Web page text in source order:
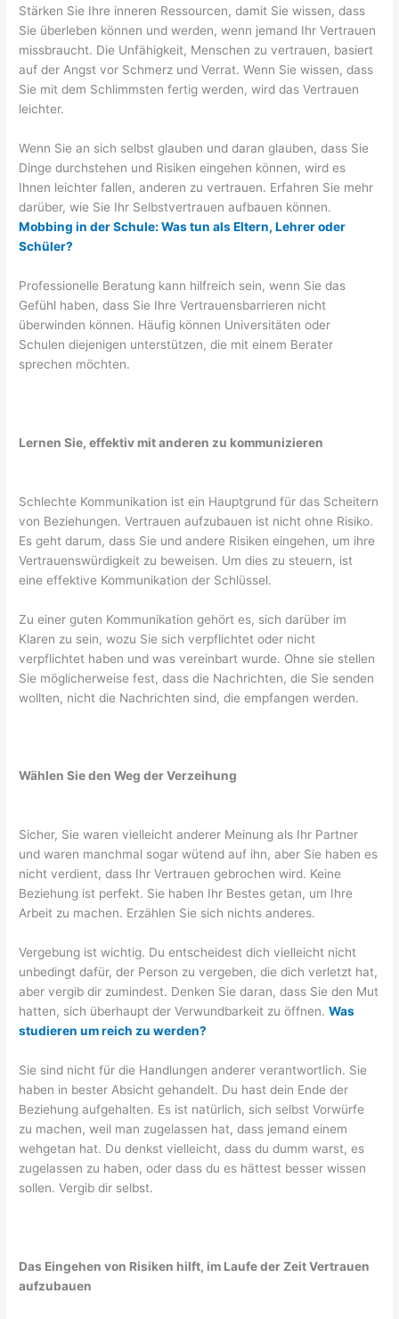
Stärken Sie Ihre inneren Ressourcen, damit Sie wissen, dass
Sie überleben können und werden, wenn jemand Ihr Vertrauen
missbraucht. Die Unfähigkeit, Menschen zu vertrauen, basiert
auf der Angst vor Schmerz und Verrat. Wenn Sie wissen, dass
Sie mit dem Schlimmsten fertig werden, wird das Vertrauen
leichter.
Wenn Sie an sich selbst glauben und daran glauben, dass Sie
Dinge durchstehen und Risiken eingehen können, wird es
Ihnen leichter fallen, anderen zu vertrauen. Erfahren Sie mehr
darüber, wie Sie Ihr Selbstvertrauen aufbauen können.
Mobbing in der Schule: Was tun als Eltern, Lehrer oder
Schüler?
Professionelle Beratung kann hilfreich sein, wenn Sie das
Gefühl haben, dass Sie Ihre Vertrauensbarrieren nicht
überwinden können. Häufig können Universitäten oder
Schulen diejenigen unterstützen, die mit einem Berater
sprechen möchten.
Lernen Sie, effektiv mit anderen zu kommunizieren
Schlechte Kommunikation ist ein Hauptgrund für das Scheitern
von Beziehungen. Vertrauen aufzubauen ist nicht ohne Risiko.
Es geht darum, dass Sie und andere Risiken eingehen, um ihre
Vertrauenswürdigkeit zu beweisen. Um dies zu steuern, ist
eine effektive Kommunikation der Schlüssel.
Zu einer guten Kommunikation gehört es, sich darüber im
Klaren zu sein, wozu Sie sich verpflichtet oder nicht
verpflichtet haben und was vereinbart wurde. Ohne sie stellen
Sie möglicherweise fest, dass die Nachrichten, die Sie senden
wollten, nicht die Nachrichten sind, die empfangen werden.
Wählen Sie den Weg der Verzeihung
Sicher, Sie waren vielleicht anderer Meinung als Ihr Partner
und waren manchmal sogar wütend auf ihn, aber Sie haben es
nicht verdient, dass Ihr Vertrauen gebrochen wird. Keine
Beziehung ist perfekt. Sie haben Ihr Bestes getan, um Ihre
Arbeit zu machen. Erzählen Sie sich nichts anderes.
Vergebung ist wichtig. Du entscheidest dich vielleicht nicht
unbedingt dafür, der Person zu vergeben, die dich verletzt hat,
aber vergib dir zumindest. Denken Sie daran, dass Sie den Mut
hatten, sich überhaupt der Verwundbarkeit zu öffnen.Was
studieren um reich zu werden?
Sie sind nicht für die Handlungen anderer verantwortlich. Sie
haben in bester Absicht gehandelt. Du hast dein Ende der
Beziehung aufgehalten. Es ist natürlich, sich selbst Vorwürfe
zu machen, weil man zugelassen hat, dass jemand einem
wehgetan hat. Du denkst vielleicht, dass du dumm warst, es
zugelassen zu haben, oder dass du es hättest besser wissen
sollen. Vergib dir selbst.
Das Eingehen von Risiken hilft, im Laufe der Zeit Vertrauen
aufzubauen